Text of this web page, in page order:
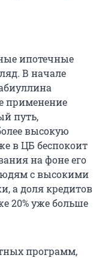
ипотечные
В начале
применение
путь,
высокую
в ЦБ беспокоит
на фоне его
с высокими
а доля кредитов
20% уже больше
программ,